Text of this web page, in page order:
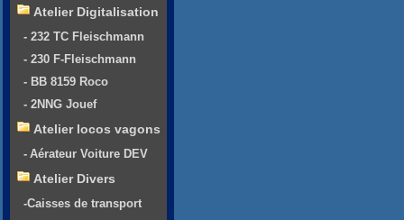
Atelier Digitalisation
- 232 TC Fleischmann
- 230 F-Fleischmann
- BB 8159 Roco
- 2NNG Jouef
Atelier locos vagons
- Aérateur Voiture DEV
Atelier Divers
-Caisses de transport